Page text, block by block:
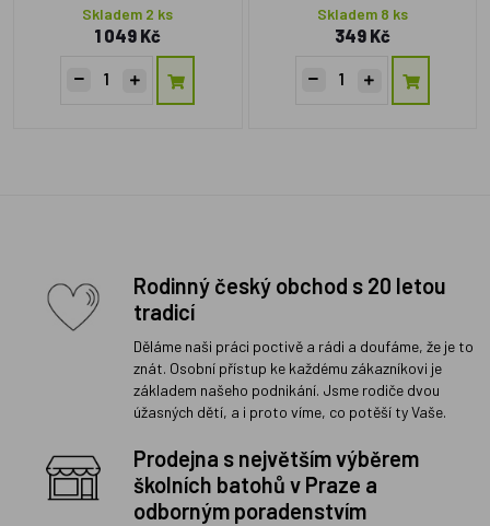
Skladem 2 ks
1 049 Kč
Skladem 8 ks
349 Kč
Rodinný český obchod s 20 letou
tradicí
Děláme naši práci poctivě a rádi a doufáme, že je to
znát. Osobní přístup ke každému zákazníkovi je
základem našeho podnikání. Jsme rodiče dvou
úžasných dětí, a i proto víme, co potěší ty Vaše.
Prodejna s největším výběrem
školních batohů v Praze a
odborným poradenstvím